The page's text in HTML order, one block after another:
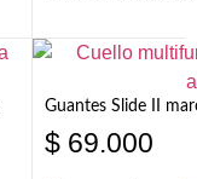
Guantes Slide II
$ 69.000